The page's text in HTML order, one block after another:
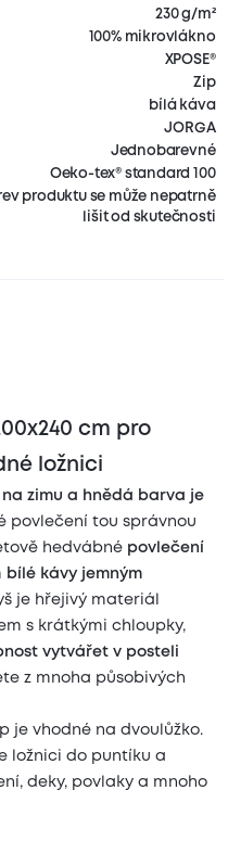
230 g/m²
100% mikrovlákno
XPOSE®
Zip
bílá káva
JORGA
Jednobarevné
Oeko-tex® standard 100
produktu se může nepatrně
lišit od skutečnosti
cm pro
ložnici
zimu a hnědá barva je
povlečení tou správnou
hedvábné povlečení
bílé kávy jemným
je hřejivý materiál
s krátkými chloupky,
vytvářet v posteli
z mnoha působivých
je vhodné na dvoulůžko.
ložnici do puntíku a
deky, povlaky a mnoho